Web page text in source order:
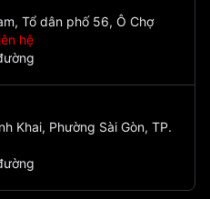
Tổ dân phố 56, Ô Chợ
hệ
Khai, Phường Sài Gòn, TP.